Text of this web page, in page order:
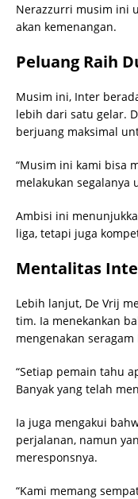
Nerazzurri musim ini
akan kemenangan.
Peluang Raih
Musim ini, Inter
lebih dari satu gelar.
berjuang maksimal
“Musim ini kami bisa
melakukan segalanya
Ambisi ini
liga, tetapi juga
Mentalitas
Lebih lanjut, De Vrij
tim. Ia menekankan
mengenakan seragam
“Setiap pemain tahu
Banyak yang telah
Ia juga mengakui
perjalanan, namun
meresponsnya.
“Kami memang